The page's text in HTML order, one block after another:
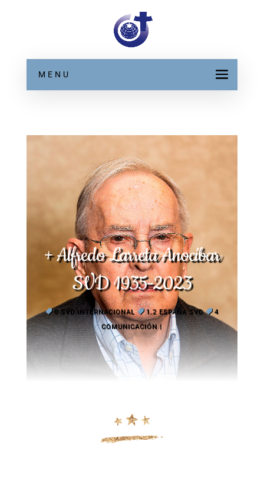
MENU
+ Alfredo Larreta Anocíbar
SVD 1935-2023
0 SVD INTERNACIONAL 1.2 ESPAÑA SVD
4
COMUNICACIÓN